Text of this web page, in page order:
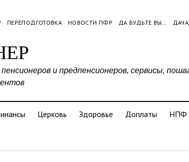
ПЕРЕПОДГОТОВКА НОВОСТИ ПФР ДА БУДЬТЕ ВЫ…
и предпенсионеров, сервисы,
Церковь Здоровье Доплаты НПФ